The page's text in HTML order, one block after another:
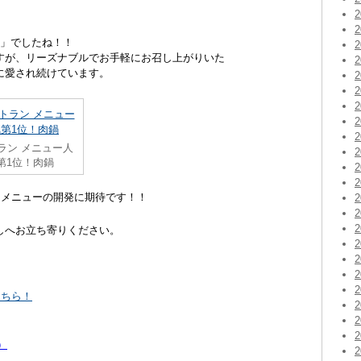
でしたね！！
、リーズナブルでお手軽にお召し上がりいた
され続けています。
ン メニュー人
1位！肉鍋
ニューの開発に期待です！！
お立ち寄りください。
ら！